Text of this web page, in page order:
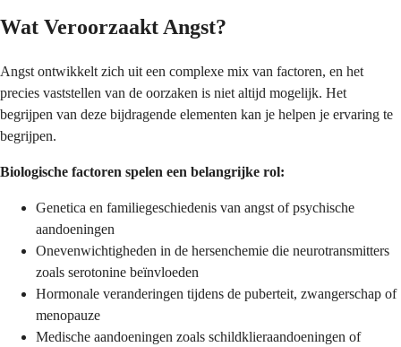
Wat Veroorzaakt Angst?
Angst ontwikkelt zich uit een complexe mix van factoren, en het
precies vaststellen van de oorzaken is niet altijd mogelijk. Het
begrijpen van deze bijdragende elementen kan je helpen je ervaring te
begrijpen.
Biologische factoren spelen een belangrijke rol:
Genetica en familiegeschiedenis van angst of psychische
aandoeningen
Onevenwichtigheden in de hersenchemie die neurotransmitters
zoals serotonine beïnvloeden
Hormonale veranderingen tijdens de puberteit, zwangerschap of
menopauze
Medische aandoeningen zoals schildklieraandoeningen of